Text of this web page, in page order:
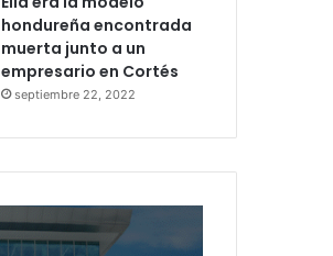
hondureña encontrada
muerta junto a un
empresario en Cortés
septiembre 22, 2022